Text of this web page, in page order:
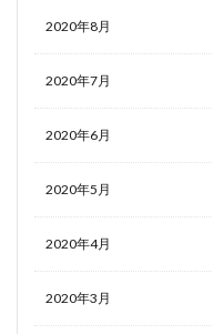
2020年8月
2020年7月
2020年6月
2020年5月
2020年4月
2020年3月